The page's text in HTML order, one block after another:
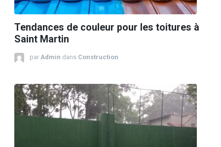
Tendances de couleur pour les toitures à
Saint Martin
par Admin dans Construction